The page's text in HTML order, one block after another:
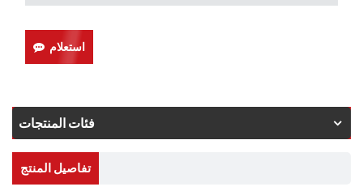
استعلام
فئات المنتجات
تفاصيل المنتج